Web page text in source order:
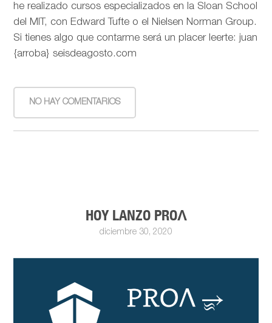
he realizado cursos especializados en la Sloan School
del MIT, con Edward Tufte o el Nielsen Norman Group.
Si tienes algo que contarme será un placer leerte: juan
{arroba} seisdeagosto.com
NO HAY COMENTARIOS
HOY LANZO PROΛ
diciembre 30, 2020